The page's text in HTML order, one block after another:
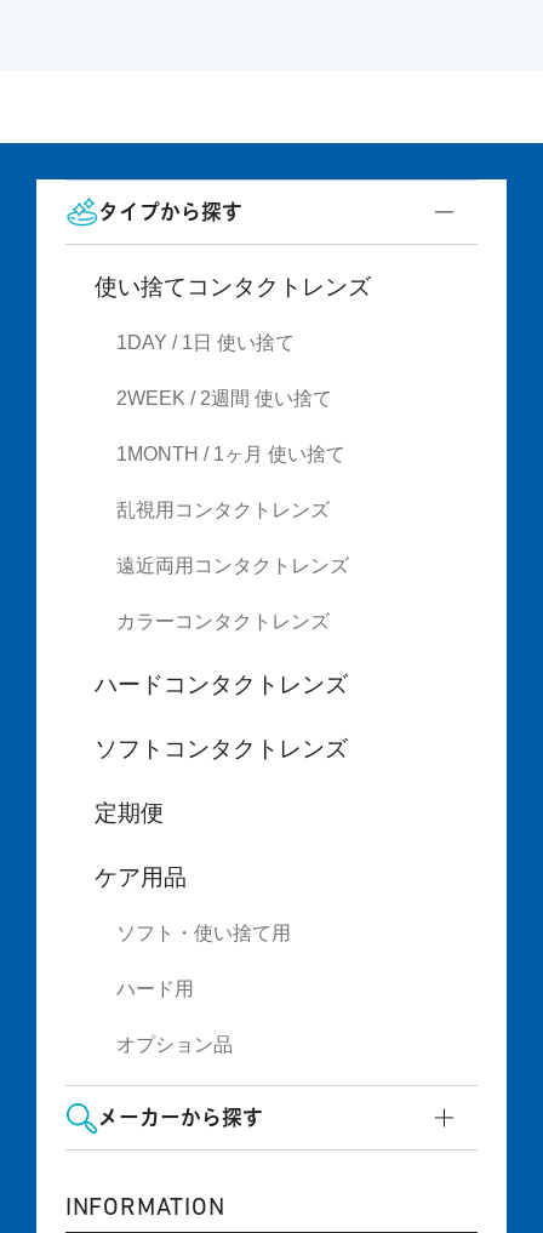
タイプから探す
使い捨てコンタクトレンズ
1DAY / 1日 使い捨て
2WEEK / 2週間 使い捨て
1MONTH / 1ヶ月 使い捨て
乱視用コンタクトレンズ
遠近両用コンタクトレンズ
カラーコンタクトレンズ
ハードコンタクトレンズ
ソフトコンタクトレンズ
定期便
ケア用品
ソフト・使い捨て用
ハード用
オプション品
メーカーから探す
INFORMATION